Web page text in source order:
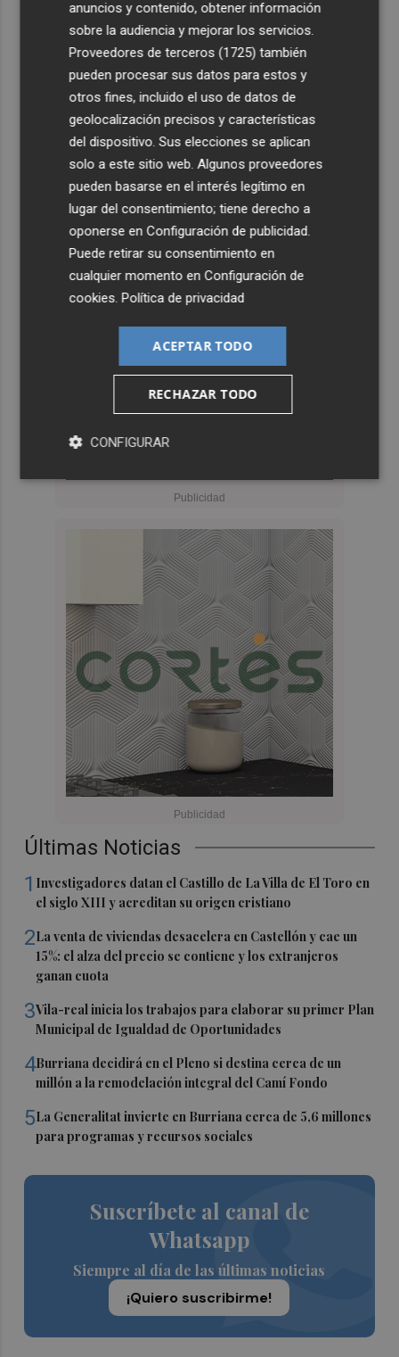
Últimas Noticias
1 Investigadores datan el Castillo de La Villa de El Toro en
el siglo XIII y acreditan su origen cristiano
2La venta de viviendas desacelera en Castellón y cae un
15%: el alza del precio se contiene y los extranjeros
ganan cuota
3Vila-real inicia los trabajos para elaborar su primer Plan
Municipal de Igualdad de Oportunidades
4Burriana decidirá en el Pleno si destina cerca de un
millón a la remodelación integral del Camí Fondo
5La Generalitat invierte en Burriana cerca de 5,6 millones
para programas y recursos sociales
Suscríbete al canal de
Whatsapp
Siempre al día de las últimas noticias
¡Quiero suscribirme!
anuncios y contenido, obtener información
sobre la audiencia y mejorar los servicios.
Proveedores de terceros (1725) también
pueden procesar sus datos para estos y
otros fines, incluido el uso de datos de
geolocalización precisos y características
del dispositivo. Sus elecciones se aplican
solo a este sitio web. Algunos proveedores
pueden basarse en el interés legítimo en
lugar del consentimiento; tiene derecho a
oponerse enConfiguración de publicidad
Puede retirar su consentimiento en
cualquier momento enConfiguración de
cookies .Política de privacidad
ACEPTAR TODO
RECHAZAR TODO
CONFIGURAR